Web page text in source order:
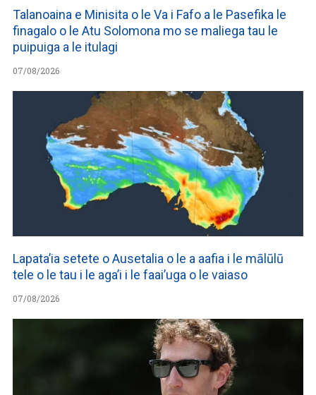
Talanoaina e Minisita o le Va i Fafo a le Pasefika le
finagalo o le Atu Solomona mo se maliega tau le
puipuiga a le itulagi
07/08/2026
Lapata’ia setete o Ausetalia o le a aafia i le mālūlū
tele o le tau i le aga’i i le faai’uga o le vaiaso
07/08/2026